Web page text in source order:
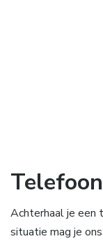
Achterhaal je een
situatie mag je